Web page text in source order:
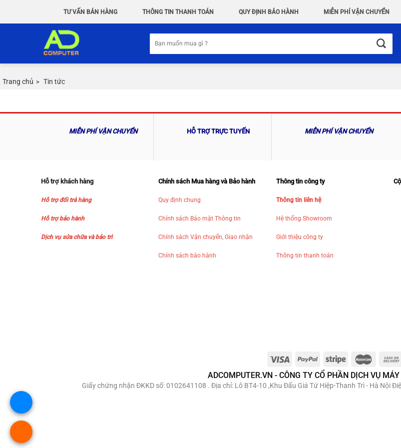
TƯ VẤN BÁN HÀNG THÔNG TIN THANH TOÁN QUY ĐỊNH BẢO HÀNH MIỄN PHÍ VẬN CHUYỂN
kiếm:
Trang chủ > Tin tức
MIỄN PHÍ VẬN CHUYỂN HỖ TRỢ TRỰC TUYẾN MIỄN PHÍ VẬN CHUYỂN
Hỗ trợ khách hàng
Hỗ trợ đổi trả hàng
Hỗ trợ bảo hành
Dịch vụ sửa chữa và bảo trì
Chính sách Mua hàng và Bảo hành
Quy định chung
Chính sách Bảo mật Thông tin
Chính sách Vận chuyển, Giao nhận
Chính sách bảo hành
Thông tin công ty
Thông tin liên hệ
Hệ thống Showroom
Giới thiệu công ty
Thông tin thanh toán
ADCOMPUTER.VN - CÔNG TY CỔ PHẦN DỊCH VỤ
Giấy chứng nhận ĐKKD số: 0102641108 . Địa chỉ: Lô BT4-10 ,Khu Đấu Giá Tứ Hiệp-Thanh Trì - Hà Nội